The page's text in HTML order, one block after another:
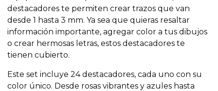
destacadores te permiten crear trazos que van
desde 1 hasta 3 mm. Ya sea que quieras resaltar
información importante, agregar color a tus dibujos
o crear hermosas letras, estos destacadores te
tienen cubierto.
Este set incluye 24 destacadores, cada uno con su
color único. Desde rosas vibrantes y azules hasta